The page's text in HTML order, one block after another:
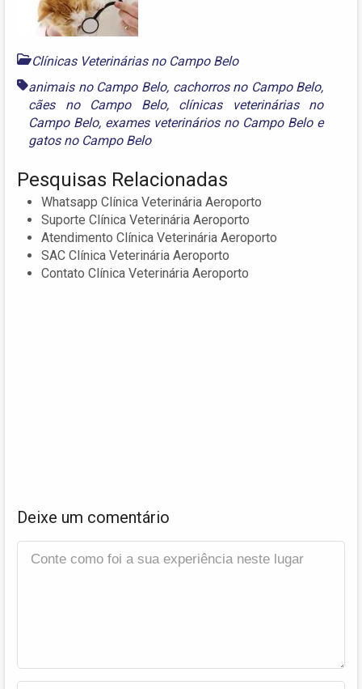
Clínicas Veterinárias no Campo Belo
animais no Campo Belo, cachorros no Campo Belo,
cães no Campo Belo, clínicas veterinárias no
Campo Belo, exames veterinários no Campo Beloe
gatos no Campo Belo
Pesquisas Relacionadas
Whatsapp Clínica Veterinária Aeroporto
Suporte Clínica Veterinária Aeroporto
Atendimento Clínica Veterinária Aeroporto
SAC Clínica Veterinária Aeroporto
Contato Clínica Veterinária Aeroporto
Deixe um comentário